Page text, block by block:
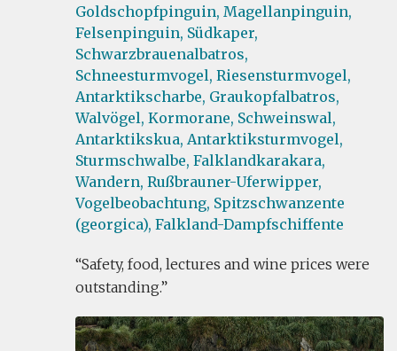
Goldschopfpinguin, Magellanpinguin,
Felsenpinguin, Südkaper,
Schwarzbrauenalbatros,
Schneesturmvogel, Riesensturmvogel,
Antarktikscharbe, Graukopfalbatros,
Walvögel, Kormorane, Schweinswal,
Antarktikskua, Antarktiksturmvogel,
Sturmschwalbe, Falklandkarakara,
Wandern, Rußbrauner-Uferwipper,
Vogelbeobachtung, Spitzschwanzente
(georgica), Falkland-Dampfschiffente
Safety, food, lectures and wine prices were
outstanding.